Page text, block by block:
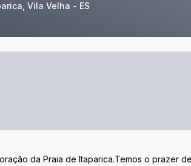
Vila Velha - ES
da Praia de Itaparica.Temos o prazer